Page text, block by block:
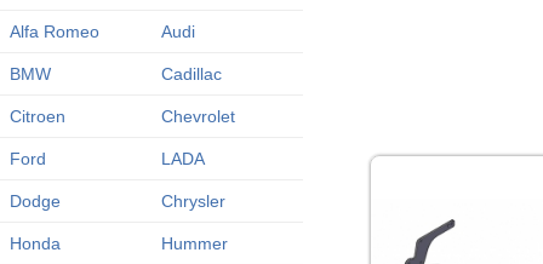
Alfa Romeo Audi
BMW Cadillac
Citroen Chevrolet
Ford LADA
Dodge Chrysler
Honda Hummer